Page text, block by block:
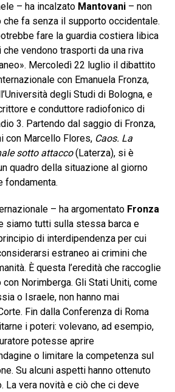
– ha incalzato Mantovani– non
fa senza il supporto occidentale.
fare la guardia costiera libica
vendono trasporti da una riva
Mercoledì 22 luglio il dibattito
con Emanuela Fronza,
degli Studi di Bologna, e
e conduttore radiofonico di
3. Partendo dal saggio di Fronza,
con Marcello Flores, Caos. La
sotto attacco(Laterza), si è
quadro della situazione al giorno
fondamenta.
– ha argomentato Fronza
siamo tutti sulla stessa barca e
di interdipendenza per cui
estraneo ai crimini che
È questa l’eredità che raccoglie
Norimberga. Gli Stati Uniti, come
o Israele, non hanno mai
Fin dalla Conferenza di Roma
i poteri: volevano, ad esempio,
potesse aprire
o limitare la competenza sul
Su alcuni aspetti hanno ottenuto
La vera novità e ciò che ci deve